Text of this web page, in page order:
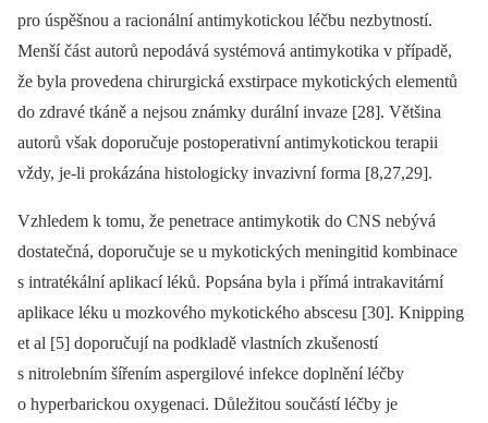
pro úspěšnou a racionální antimykotickou léčbu nezbytností.
Menší část autorů nepodává systémová antimykotika v případě,
že byla provedena chirurgická exstirpace myko­tických elementů
do zdravé tkáně a nejsou známky durální invaze [28]. Většina
autorů však doporučuje postoperativní anti­mykotickou terapii
vždy, je-li prokázána histologicky invazivní forma [8,27,29].
Vzhledem k tomu, že penetrace antimykotik do CNS nebývá
dostatečná, doporučuje se u mykotických meningitid kombinace
s intratékální aplikací léků. Popsána byla i přímá intrakavitární
aplikace léku u mozkového mykotického abscesu [30]. Knipping
et al [5] doporučují na podkladě vlastních zkušeností
s nitrolebním šířením aspergilové infekce doplnění léčby
o hyperbarickou oxygenaci. Důležitou součástí léčby je